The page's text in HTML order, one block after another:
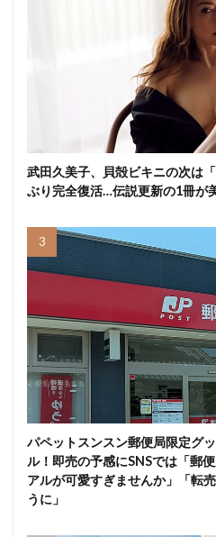
武田久美子、貝殻ビキニの次は
ぶり完全復活…伝説更新の1冊が
パペットスンスン郵便局限定グ
ル！即売の予感にSNSでは「郵
アルが可愛すぎませんか」「転
うに」